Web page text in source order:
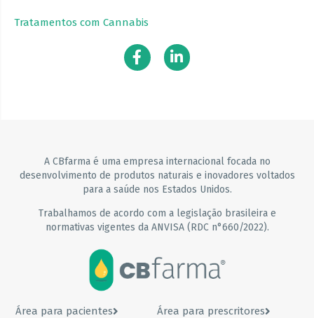
Tratamentos com Cannabis
A CBfarma é uma empresa internacional focada no
desenvolvimento de produtos naturais e inovadores voltados
para a saúde nos Estados Unidos.
Trabalhamos de acordo com a legislação brasileira e
normativas vigentes da ANVISA (RDC n°660/2022).
Área para pacientes Área para prescritores